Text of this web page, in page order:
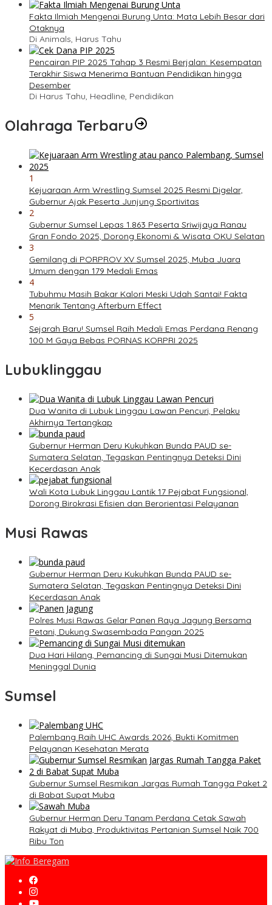
Fakta Ilmiah Mengenai Burung Unta: Mata Lebih Besar dari
Otaknya
Di Animals, Harus Tahu
Pencairan PIP 2025 Tahap 3 Resmi Berjalan: Kesempatan
Terakhir Siswa Menerima Bantuan Pendidikan hingga
Desember
Di Harus Tahu, Headline, Pendidikan
Olahraga Terbaru
1
Kejuaraan Arm Wrestling Sumsel 2025 Resmi Digelar,
Gubernur Ajak Peserta Junjung Sportivitas
2
Gubernur Sumsel Lepas 1.863 Peserta Sriwijaya Ranau
Gran Fondo 2025, Dorong Ekonomi & Wisata OKU Selatan
3
Gemilang di PORPROV XV Sumsel 2025, Muba Juara
Umum dengan 179 Medali Emas
4
Tubuhmu Masih Bakar Kalori Meski Udah Santai! Fakta
Menarik Tentang Afterburn Effect
5
Sejarah Baru! Sumsel Raih Medali Emas Perdana Renang
100 M Gaya Bebas PORNAS KORPRI 2025
Lubuklinggau
Dua Wanita di Lubuk Linggau Lawan Pencuri, Pelaku
Akhirnya Tertangkap
Gubernur Herman Deru Kukuhkan Bunda PAUD se-
Sumatera Selatan, Tegaskan Pentingnya Deteksi Dini
Kecerdasan Anak
Wali Kota Lubuk Linggau Lantik 17 Pejabat Fungsional,
Dorong Birokrasi Efisien dan Berorientasi Pelayanan
Musi Rawas
Gubernur Herman Deru Kukuhkan Bunda PAUD se-
Sumatera Selatan, Tegaskan Pentingnya Deteksi Dini
Kecerdasan Anak
Polres Musi Rawas Gelar Panen Raya Jagung Bersama
Petani, Dukung Swasembada Pangan 2025
Dua Hari Hilang, Pemancing di Sungai Musi Ditemukan
Meninggal Dunia
Sumsel
Palembang Raih UHC Awards 2026, Bukti Komitmen
Pelayanan Kesehatan Merata
Gubernur Sumsel Resmikan Jargas Rumah Tangga Paket 2
di Babat Supat Muba
Gubernur Herman Deru Tanam Perdana Cetak Sawah
Rakyat di Muba, Produktivitas Pertanian Sumsel Naik 700
Ribu Ton